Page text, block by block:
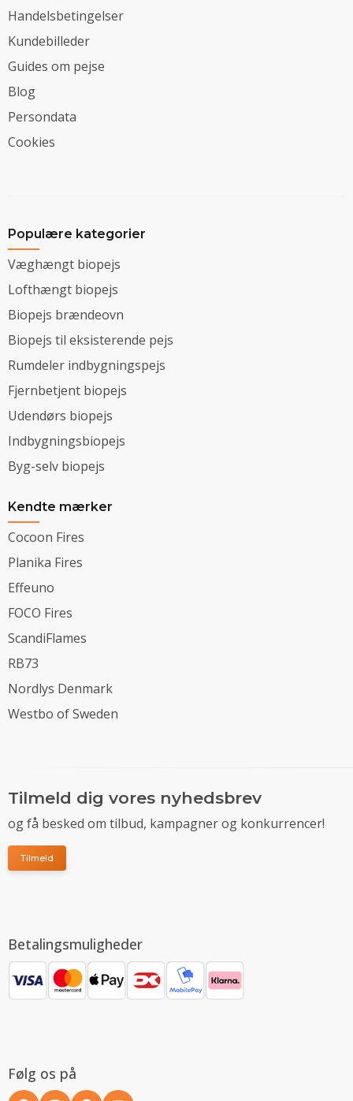
Handelsbetingelser
Kundebilleder
Guides om pejse
Blog
Persondata
Cookies
Populære kategorier
Væghængt biopejs
Lofthængt biopejs
Biopejs brændeovn
Biopejs til eksisterende pejs
Rumdeler indbygningspejs
Fjernbetjent biopejs
Udendørs biopejs
Indbygningsbiopejs
Byg-selv biopejs
Kendte mærker
Cocoon Fires
Planika Fires
Effeuno
FOCO Fires
ScandiFlames
RB73
Nordlys Denmark
Westbo of Sweden
Tilmeld dig vores nyhedsbrev
og få besked om tilbud, kampagner og konkurrencer!
Tilmeld
Betalingsmuligheder
Følg os på